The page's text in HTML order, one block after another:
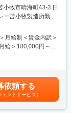
図を印刷して
前職経験も様々で
小牧市晴海町43‐3 日
ー苫小牧製造所勤務
月給制＜賃金内訳＞
給＞180,000円～
考を通じて上下す
含めた表記です。
依頼する
ェントサービス）